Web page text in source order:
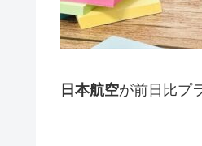
日本航空が前日比プ